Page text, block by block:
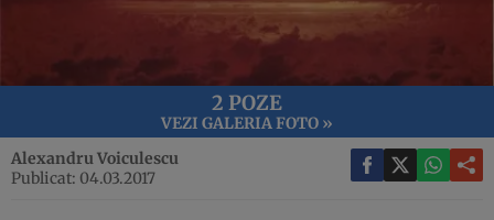
2 POZE
VEZI GALERIA FOTO »
Alexandru Voiculescu
Publicat: 04.03.2017